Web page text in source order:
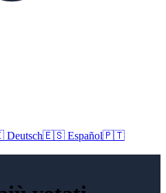
🇪🇸 Español🇵🇹